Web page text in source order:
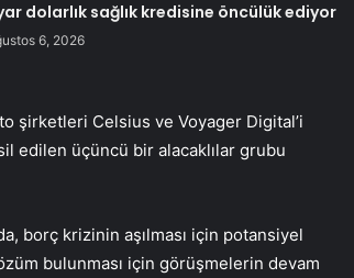
dolarlık sağlık kredisine öncülük ediyor
6, 2026
şirketleri Celsius ve Voyager Digital’i
edilen üçüncü bir alacaklılar grubu
borç krizinin aşılması için potansiyel
bulunması için görüşmelerin devam